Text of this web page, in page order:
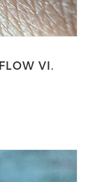
VI.